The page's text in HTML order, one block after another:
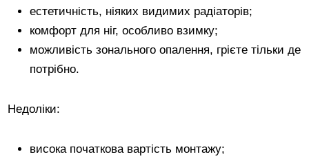
естетичність, ніяких видимих радіаторів;
комфорт для ніг, особливо взимку;
можливість зонального опалення, грієте тільки де
потрібно.
Недоліки:
висока початкова вартість монтажу;